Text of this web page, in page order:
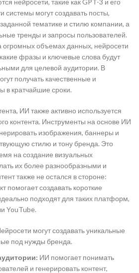
системы могут создавать посты,
тематике и стилю компании, а
тренды и запросы пользователей.
огромных объемах данных, нейросети
фразы и ключевые слова будут
для целевой аудитории. В
получать качественные и
в кратчайшие сроки.
ИИ также активно используется
контента. Инструменты на основе ИИ
изображения, баннеры и
стилю и тону бренда. Это
на создание визуальных
их более разнообразными и
также не остался в стороне:
помогает создавать короткие
подходят для таких платформ,
YouTube.
могут создавать уникальные
под нужды бренда.
ИИ помогает понимать
и генерировать контент,